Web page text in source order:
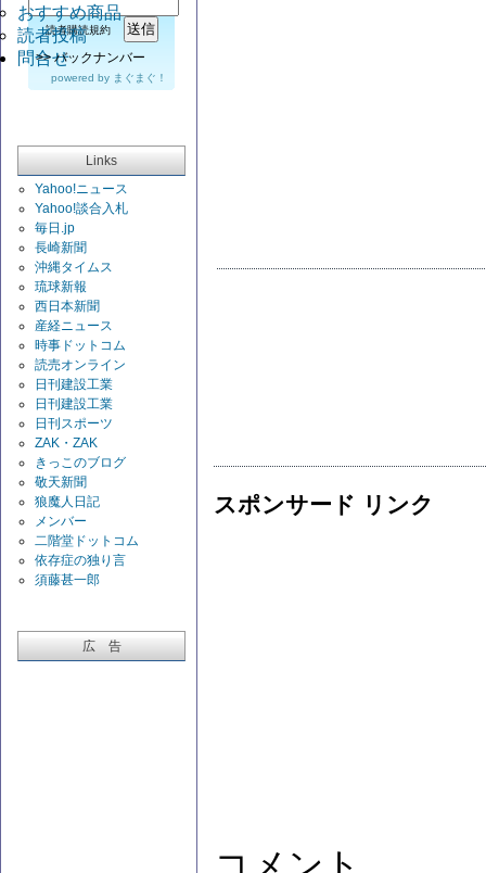
おすすめ商品
読者投稿
問合せ
読者購読規約
>>バックナンバー
powered by まぐまぐ！
Links
Yahoo!ニュース
Yahoo!談合入札
毎日.jp
長崎新聞
沖縄タイムス
琉球新報
西日本新聞
産経ニュース
時事ドットコム
読売オンライン
日刊建設工業
日刊建設工業
日刊スポーツ
ZAK・ZAK
きっこのブログ
敬天新聞
狼魔人日記
メンバー
二階堂ドットコム
依存症の独り言
須藤甚一郎
広 告
スポンサード リンク